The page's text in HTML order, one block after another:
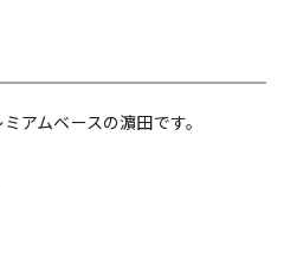
アムベースの濵田です。